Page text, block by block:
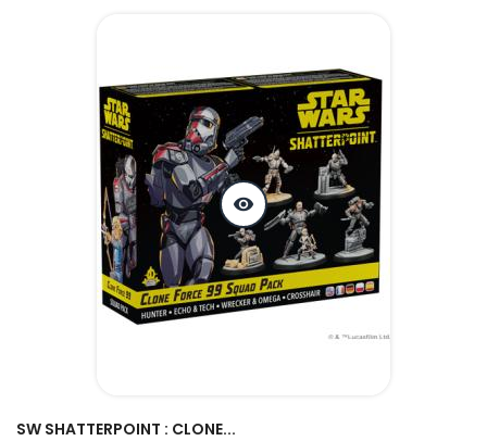
visibility
SW SHATTERPOINT : CLONE...